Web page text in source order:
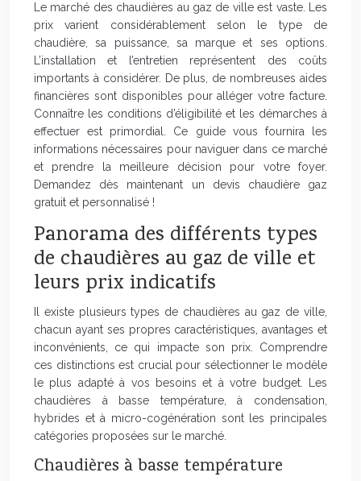
Le marché des chaudières au gaz de ville est vaste. Les
prix varient considérablement selon le type de
chaudière, sa puissance, sa marque et ses options.
L’installation et l’entretien représentent des coûts
importants à considérer. De plus, de nombreuses aides
financières sont disponibles pour alléger votre facture.
Connaître les conditions d’éligibilité et les démarches à
effectuer est primordial. Ce guide vous fournira les
informations nécessaires pour naviguer dans ce marché
et prendre la meilleure décision pour votre foyer.
Demandez dès maintenant un devis chaudière gaz
gratuit et personnalisé !
Panorama des différents types
de chaudières au gaz de ville et
leurs prix indicatifs
Il existe plusieurs types de chaudières au gaz de ville,
chacun ayant ses propres caractéristiques, avantages et
inconvénients, ce qui impacte son prix. Comprendre
ces distinctions est crucial pour sélectionner le modèle
le plus adapté à vos besoins et à votre budget. Les
chaudières à basse température, à condensation,
hybrides et à micro-cogénération sont les principales
catégories proposées sur le marché.
Chaudières à basse température